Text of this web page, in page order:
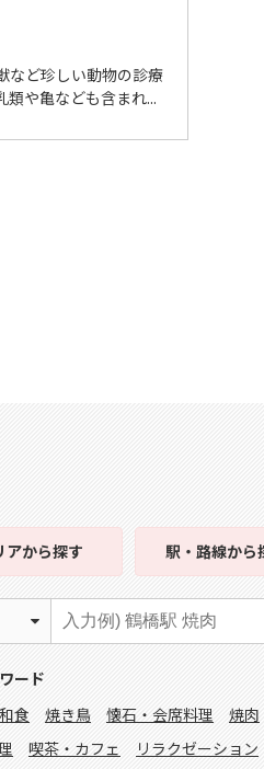
など珍しい動物の診療
や亀なども含まれ...
アから探す 駅・路線から
ード
和食 焼き鳥 懐石・会席料理 焼肉
喫茶・カフェ リラクゼーション